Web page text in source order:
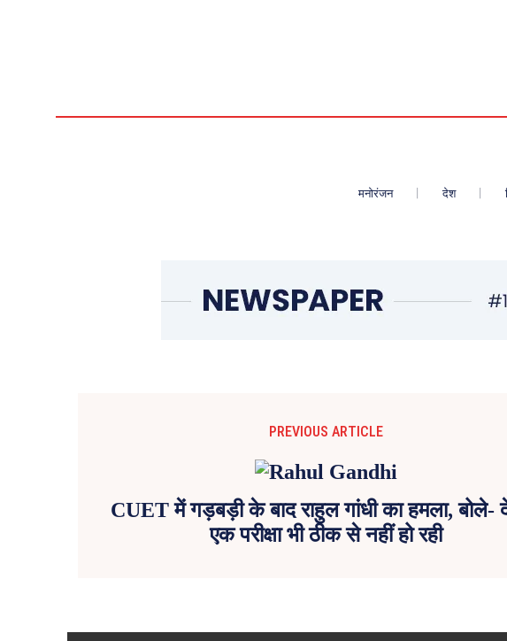
मनोरंजन देश
PREVIOUS ARTICLE
CUET में गड़बड़ी के बाद राहुल गांधी का हमला, बोले-
एक परीक्षा भी ठीक से नहीं हो रही